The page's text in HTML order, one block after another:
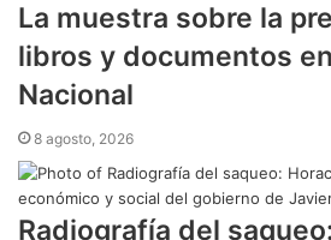
​La muestra sobre la
libros y documentos
Nacional
8 agosto, 2026
Radiografía del